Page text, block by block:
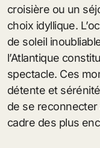
croisière ou un
choix idyllique.
de soleil
l’Atlantique
spectacle. Ces
détente et
de se
cadre des plus